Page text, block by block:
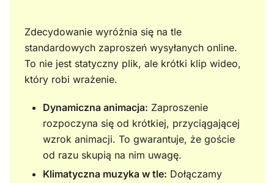
Zdecydowanie wyróżnia się na tle
standardowych zaproszeń wysyłanych online.
To nie jest statyczny plik, ale krótki klip wideo,
który robi wrażenie.
Dynamiczna animacja: Zaproszenie
rozpoczyna się od krótkiej, przyciągającej
wzrok animacji. To gwarantuje, że goście
od razu skupią na nim uwagę.
Klimatyczna muzyka w tle: Dołączamy